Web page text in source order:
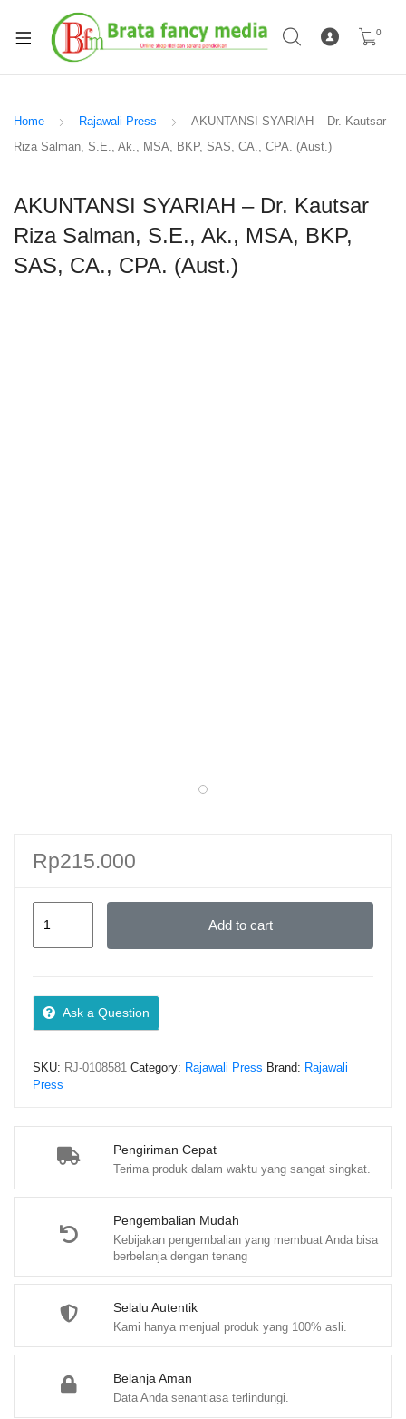
0
Home Rajawali Press
AKUNTANSI SYARIAH – Dr. Kautsar
Riza Salman, S.E., Ak., MSA, BKP, SAS, CA., CPA. (Aust.)
AKUNTANSI SYARIAH – Dr. Kautsar
Riza Salman, S.E., Ak., MSA, BKP,
SAS, CA., CPA. (Aust.)
Pengiriman Cepat
Terima produk dalam waktu yang sangat singkat.
Pengembalian Mudah
Kebijakan pengembalian yang membuat Anda bisa
berbelanja dengan tenang
Selalu Autentik
Kami hanya menjual produk yang 100% asli.
Belanja Aman
Data Anda senantiasa terlindungi.
Rp215.000
Kautsar
Riza
S.E.,
MSA,
BKP,
CA.,
(Aust.)
Add to cart
Ask a Question
SKU: RJ-0108581 Category: Rajawali Press Brand: Rajawali
Press